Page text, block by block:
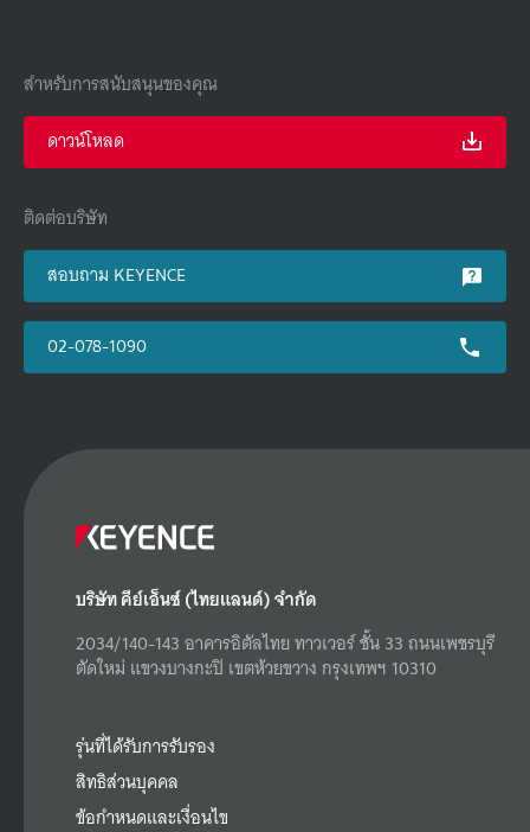
สำหรับการสนับสนุนของคุณ
ดาวน์โหลด
ติดต่อบริษัท
สอบถาม KEYENCE
02-078-1090
บริษัท คีย์เอ็นซ์ (ไทยแลนด์) จำกัด
2034/140-143 อาคารอิตัลไทย ทาวเวอร์ ชั้น 33 ถนนเพชรบุรี
ตัดใหม่ แขวงบางกะปิ เขตห้วยขวาง กรุงเทพฯ 10310
รุ่นที่ได้รับการรับรอง
สิทธิส่วนบุคคล
ข้อกำหนดและเงื่อนไข